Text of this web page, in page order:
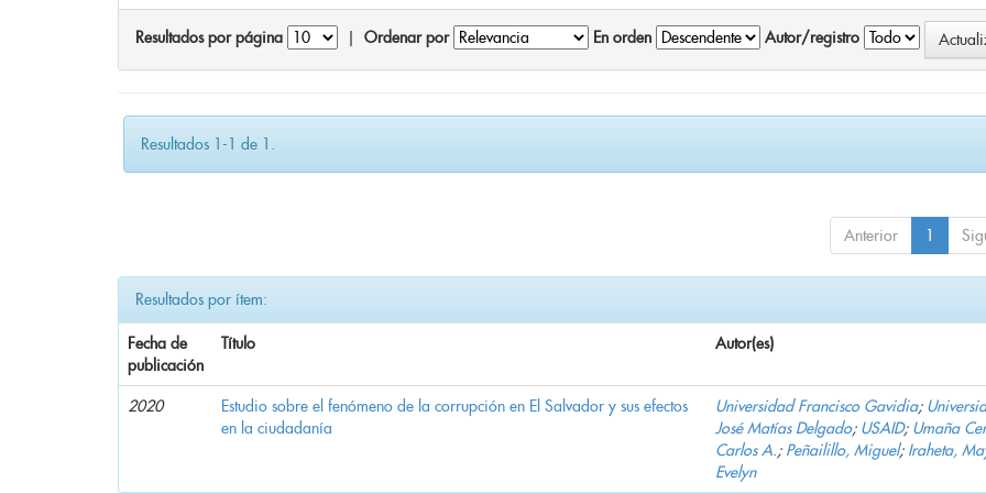
Resultados por página Ordenar por En orden Autor/registro
Resultados 1-1 de 1.
Anterior 1
Resultados por ítem:
Fecha de
publicación
Título Autor(es)
2020
Estudio sobre el fenómeno de la corrupción en El Salvador y sus efectos
en la ciudadanía
Universidad Francisco Gavidia;
José Matías Delgado; USAID; Umaña
Carlos A.; Peñailillo, Miguel; Iraheta,
Evelyn